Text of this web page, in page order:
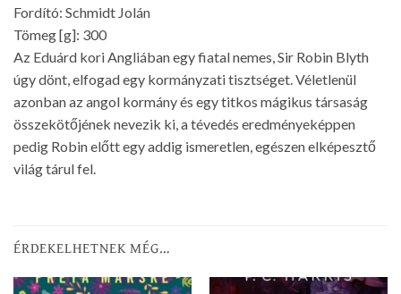
Fordító: Schmidt Jolán
Tömeg [g]: 300
Az Eduárd kori Angliában egy fiatal nemes, Sir Robin Blyth
úgy dönt, elfogad egy kormányzati tisztséget. Véletlenül
azonban az angol kormány és egy titkos mágikus társaság
összekötőjének nevezik ki, a tévedés eredményeképpen
pedig Robin előtt egy addig ismeretlen, egészen elképesztő
világ tárul fel.
ÉRDEKELHETNEK MÉG…